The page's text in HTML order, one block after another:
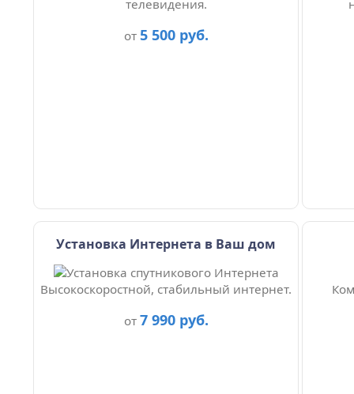
телевидения.
от 5 500 руб.
Установка Интернета в Ваш дом
Высокоскоростной, стабильный интернет.
от 7 990 руб.